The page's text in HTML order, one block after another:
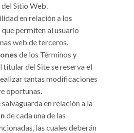
Sitio Web.
en relación a los
que permiten al usuario
web de terceros.
de los Términos y
titular del Site se reserva el
tantas modificaciones
oportunas.
salvaguarda en relación a la
de cada una de las
las cuales deberán